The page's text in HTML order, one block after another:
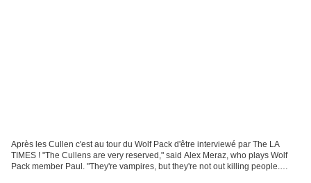
Après les Cullen c'est au tour du Wolf Pack d'être interviewé par The LA
TIMES ! "The Cullens are very reserved," said Alex Meraz, who plays Wolf
Pack member Paul. "They're vampires, but they're not out killing people.